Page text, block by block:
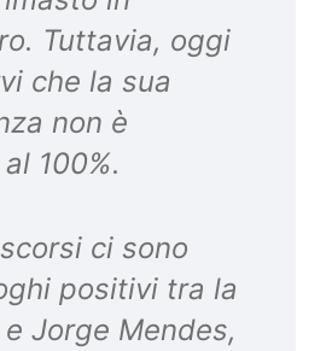
Tuttavia, oggi
che la sua
non è
100%.
ci sono
positivi tra la
Jorge Mendes,